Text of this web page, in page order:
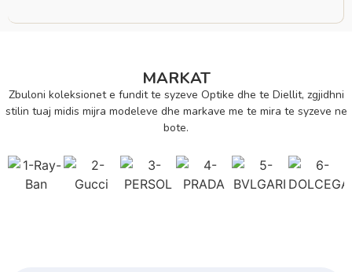
MARKAT
Zbuloni koleksionet e fundit te syzeve Optike dhe te Diellit, zgjidhni
stilin tuaj midis mijra modeleve dhe markave me te mira te syzeve ne
bote.